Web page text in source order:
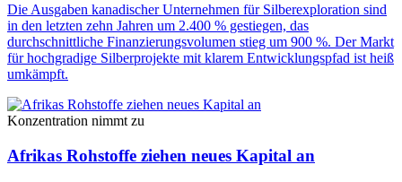
Die Ausgaben kanadischer Unternehmen für Silberexploration sind
in den letzten zehn Jahren um 2.400 % gestiegen, das
durchschnittliche Finanzierungsvolumen stieg um 900 %. Der Markt
für hochgradige Silberprojekte mit klarem Entwicklungspfad ist heiß
umkämpft.
Konzentration nimmt zu
Afrikas Rohstoffe ziehen neues Kapital an